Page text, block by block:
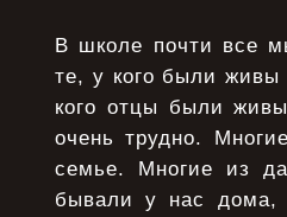
В школе почти все
те, у кого были
кого отцы были
очень трудно.
семье. Многие из
бывали у нас дома,